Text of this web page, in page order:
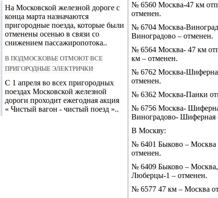
№ 6560 Москва-47 км
отменен.
№ 6704 Москва-
Виноградово – отменен.
№ 6564 Москва- 47 км
км – отменен.
№ 6762 Москва-Шиферная
отменен.
№ 6362 Москва-Панки
№ 6756 Москва-
Виноградово- Шиферная
В Москву:
№ 6401 Быково – Москва
отменен.
№ 6409 Быково – Москва,
Люберцы-1 – отменен.
№ 6577 47 км – Москва
На Московской железной дороге с
конца марта назначаются
пригородные поезда, которые были
отменены осенью в связи со
снижением пассажиропотока..
В Подмосковье отмоют все
пригородные электрички
С 1 апреля во всех пригородных
поездах Московской железной
дороги проходит ежегодная акция
« Чистый вагон - чистый поезд »..